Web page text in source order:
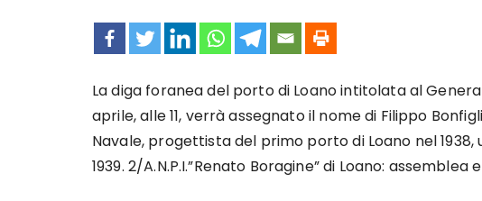
La diga foranea del porto di Loano intitolata al
aprile, alle 11, verrà assegnato il nome di Filippo
Navale, progettista del primo porto di Loano nel
1939. 2/A.N.P.I.”Renato Boragine” di Loano: